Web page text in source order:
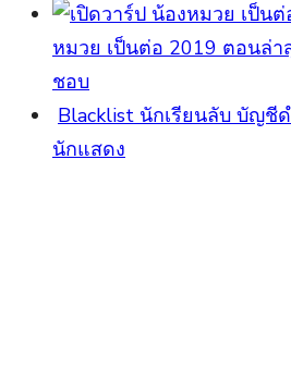
หมวย เป็นต่อ 2019 ตอนล่า
ชอบ
Blacklist นักเรียนลับ บัญชี
นักแสดง